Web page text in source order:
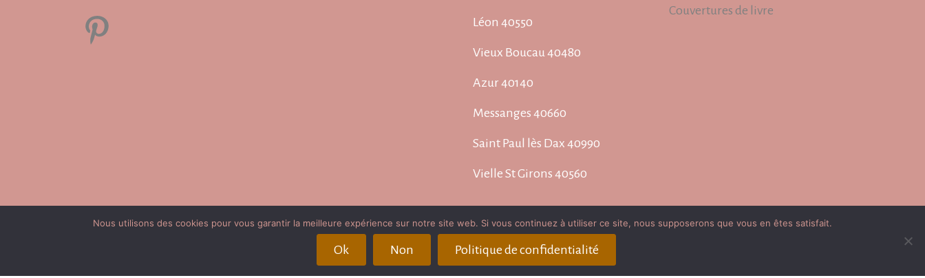
Pinterest Léon 40550
Vieux Boucau 40480
Azur 40140
Messanges 40660
Saint Paul lès Dax 40990
Vielle St Girons 40560
Biarritz 64200
Couvertures de livre
Nous utilisons des cookies pour vous garantir la meilleure expérience sur notre site web. Si vous continuez à utiliser ce site, nous supposerons que vous en êtes satisfait.
Ok Non Politique de confidentialité